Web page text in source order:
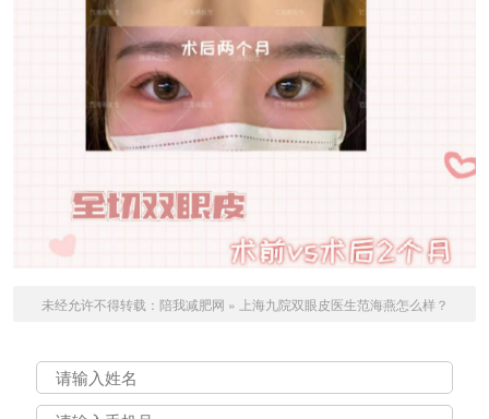
未经允许不得转载： 陪我减肥网 » 上海九院双眼皮医生范海燕怎么样？